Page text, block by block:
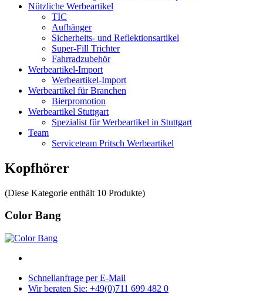
Nützliche Werbeartikel
TIC
Aufhänger
Sicherheits- und Reflektionsartikel
Super-Fill Trichter
Fahrradzubehör
Werbeartikel-Import
Werbeartikel-Import
Werbeartikel für Branchen
Bierpromotion
Werbeartikel Stuttgart
Spezialist für Werbeartikel in Stuttgart
Team
Serviceteam Pritsch Werbeartikel
Kopfhörer
(Diese Kategorie enthält 10 Produkte)
Color Bang
Schnellanfrage per E-Mail
Wir beraten Sie: +49(0)711 699 482 0